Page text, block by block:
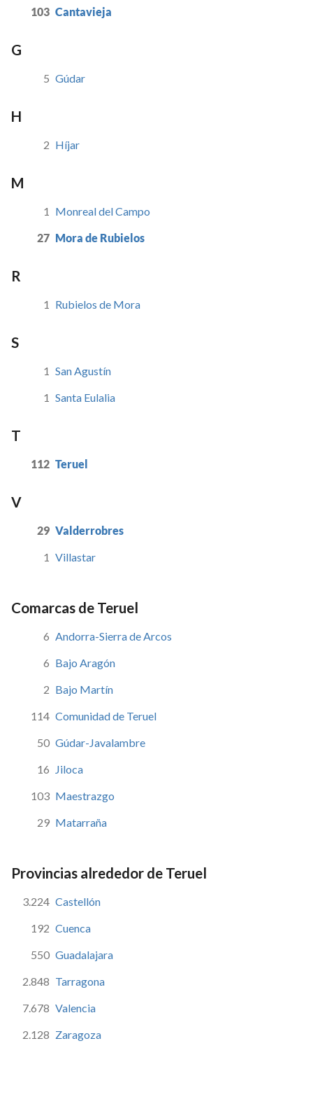
103 Cantavieja
G
5 Gúdar
H
2 Híjar
M
1
Monreal del Campo
27 Mora de Rubielos
R
1 Rubielos de Mora
S
1 San Agustín
1 Santa Eulalia
T
112 Teruel
V
29 Valderrobres
1 Villastar
Comarcas de Teruel
6 Andorra-Sierra de Arcos
6 Bajo Aragón
2 Bajo Martín
114 Comunidad de Teruel
50 Gúdar-Javalambre
16 Jiloca
103 Maestrazgo
29 Matarraña
Provincias alrededor de Teruel
3.224 Castellón
192 Cuenca
550 Guadalajara
2.848 Tarragona
7.678 Valencia
2.128 Zaragoza